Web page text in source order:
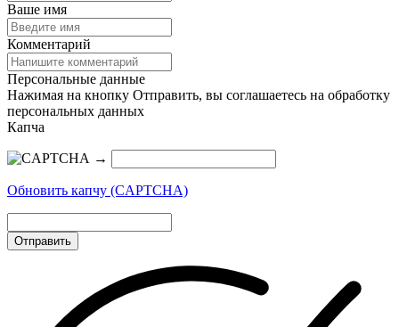
Ваше имя
Комментарий
Персональные данные
Нажимая на кнопку Отправить, вы соглашаетесь на обработку
персональных данных
Капча
→
Обновить капчу (CAPTCHA)
Отправить